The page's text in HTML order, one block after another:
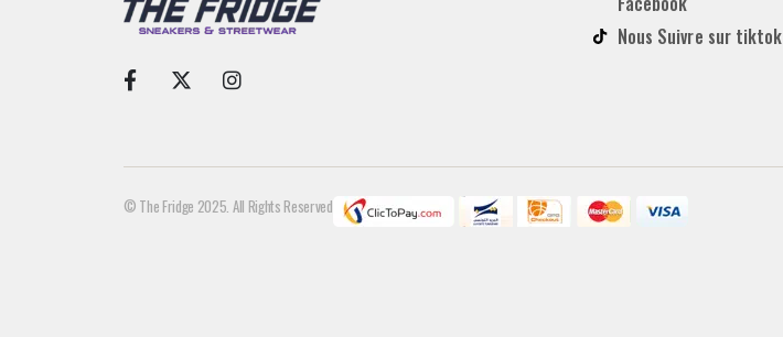
Nous Suivre sur tiktok
© The Fridge 2025. All Rights Reserved